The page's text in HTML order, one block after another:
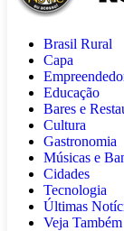
Brasil Rural
Capa
Educação
Bares e
Cultura
Gastronomia
Músicas e
Cidades
Tecnologia
Últimas
Veja Também